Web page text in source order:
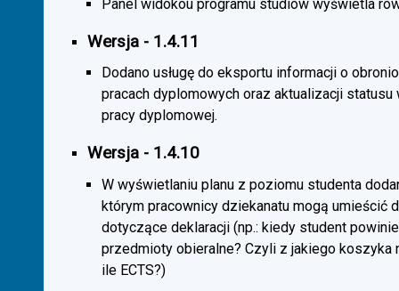
Panel widokou programu studiów wyświetla
Wersja - 1.4.11
Dodano usługę do eksportu informacji o
pracach dyplomowych oraz aktualizacji
pracy dyplomowej.
Wersja - 1.4.10
W wyświetlaniu planu z poziomu studenta
którym pracownicy dziekanatu mogą umieścić
dotyczące deklaracji (np.: kiedy student
przedmioty obieralne? Czyli z jakiego koszyka
ile ECTS?)